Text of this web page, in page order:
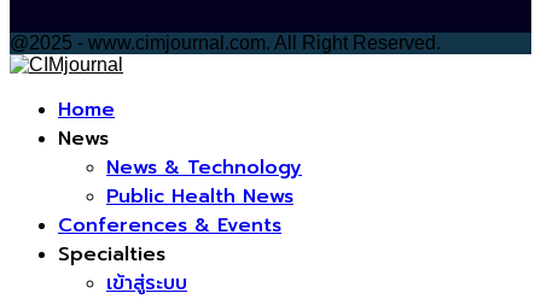
@2025 - www.cimjournal.com. All Right Reserved.
Home
News
News & Technology
Public Health News
Conferences & Events
Specialties
เข้าสู่ระบบ